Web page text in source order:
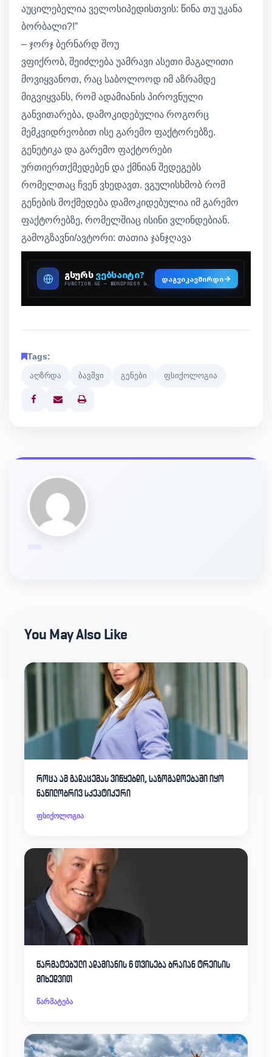
აუცილებელია ველოსიპედისთვის: წინა თუ უკანა
ბორბალი?!”
– ჯორჯ ბერნარდ შოუ
ვფიქრობ, შეიძლება უამრავი ასეთი მაგალითი
მოვიყვანოთ, რაც საბოლოოდ იმ აზრამდე
მიგვიყვანს, რომ ადამიანის პიროვნული
განვითარება, დამოკიდებულია როგორც
მემკვიდრეობით ისე გარემო ფაქტორებზე.
გენეტიკა და გარემო ფაქტორები
ურთიერთქმედებენ და ქმნიან შედეგებს
რომელთაც ჩვენ ვხედავთ. ვგულისხმობ რომ
გენების მოქმედება დამოკიდებულია იმ გარემო
ფაქტორებზე, რომელშიაც ისინი ვლინდებიან.
გამოგზავნი/ავტორი: თათია ჯანჯღავა
Tags:
აღზრდა ბავშვი გენები ფსიქოლოგია
Print
You May Also Like
როცა ამ გადაცემას ვიწყებდი, საზოგადოებაში იყო
ნაწილობრივ სკეპტიკური
ფსიქოლოგია
წარმატებული ადამიანის 6 თვისება ბრაიან ტრეისის
მიხედვით
წარმატება